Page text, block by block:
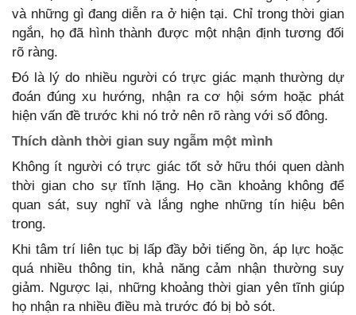
và những gì đang diễn ra ở hiện tại. Chỉ trong thời gian
ngắn, họ đã hình thành được một nhận định tương đối
rõ ràng.
Đó là lý do nhiều người có trực giác mạnh thường dự
đoán đúng xu hướng, nhận ra cơ hội sớm hoặc phát
hiện vấn đề trước khi nó trở nên rõ ràng với số đông.
Thích dành thời gian suy ngẫm một mình
Không ít người có trực giác tốt sở hữu thói quen dành
thời gian cho sự tĩnh lặng. Họ cần khoảng không để
quan sát, suy nghĩ và lắng nghe những tín hiệu bên
trong.
Khi tâm trí liên tục bị lấp đầy bởi tiếng ồn, áp lực hoặc
quá nhiều thông tin, khả năng cảm nhận thường suy
giảm. Ngược lại, những khoảng thời gian yên tĩnh giúp
họ nhận ra nhiều điều mà trước đó bị bỏ sót.